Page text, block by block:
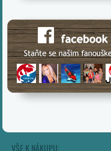
VŠE K NÁKUPU: